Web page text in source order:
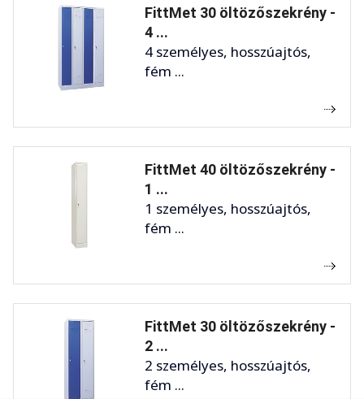
FittMet 30 öltözőszekrény -
4 ...
4 személyes, hosszúajtós,
fém ...
FittMet 40 öltözőszekrény -
1 ...
1 személyes, hosszúajtós,
fém ...
FittMet 30 öltözőszekrény -
2 ...
2 személyes, hosszúajtós,
fém ...